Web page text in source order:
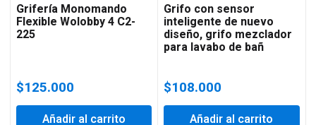
Grifería Monomando
Flexible Wolobby 4 C2-
225
$125.000
Añadir al carrito
Grifo con sensor
inteligente de nuevo
diseño, grifo mezclador
para lavabo de bañ
$108.000
Añadir al carrito